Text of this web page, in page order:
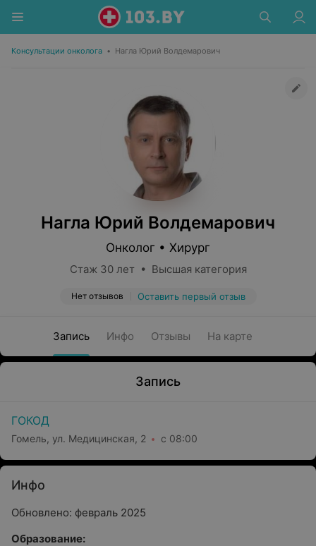
Консультации онколога • Нагла Юрий Волдемарович
Нагла Юрий Волдемарович
Онколог • Хирург
Стаж 30 лет • Высшая категория
Нет отзывов Оставить первый отзыв
Запись Инфо Отзывы На карте
Запись
ГОКОД
Гомель, ул. Медицинская, 2 с 08:00
Инфо
Обновлено: февраль 2025
Образование: